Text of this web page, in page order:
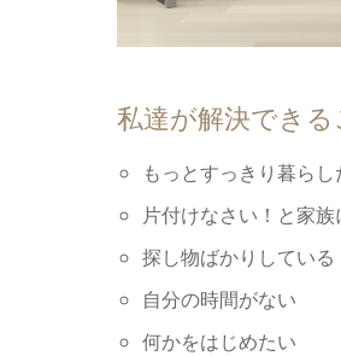
私達が解決できる
もっとすっきり暮らし
⽚付けなさい！と家
探し物ばかりしている
⾃分の時間がない
何かをはじめたい